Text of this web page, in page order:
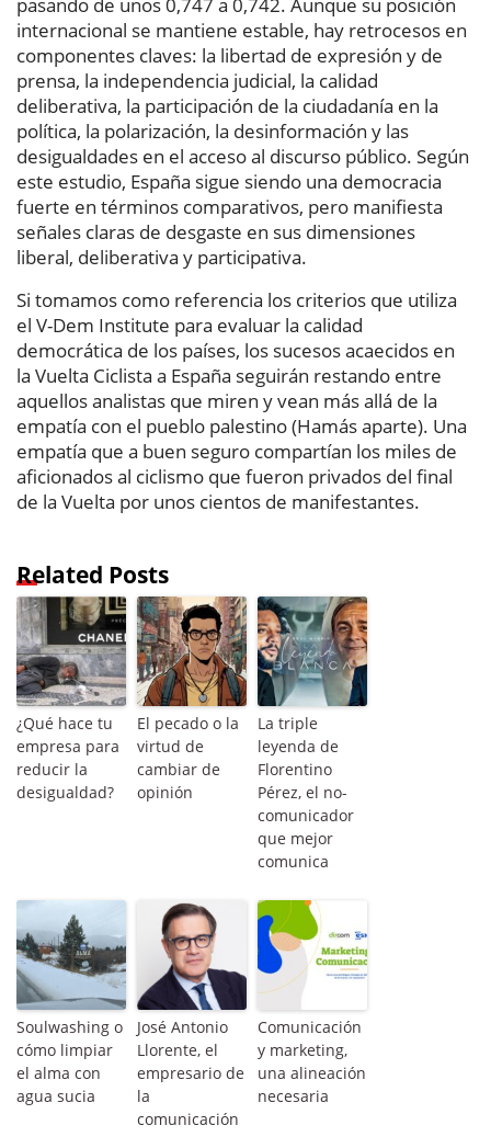
internacional se mantiene estable, hay retrocesos en
componentes claves: la libertad de expresión y de
prensa, la independencia judicial, la calidad
deliberativa, la participación de la ciudadanía en la
política, la polarización, la desinformación y las
desigualdades en el acceso al discurso público. Según
este estudio, España sigue siendo una democracia
fuerte en términos comparativos, pero manifiesta
señales claras de desgaste en sus dimensiones
liberal, deliberativa y participativa.
Si tomamos como referencia los criterios que utiliza
el V-Dem Institute para evaluar la calidad
democrática de los países, los sucesos acaecidos en
la Vuelta Ciclista a España seguirán restando entre
aquellos analistas que miren y vean más allá de la
empatía con el pueblo palestino (Hamás aparte). Una
empatía que a buen seguro compartían los miles de
aficionados al ciclismo que fueron privados del final
de la Vuelta por unos cientos de manifestantes.
Related Posts
¿Qué hace tu
empresa para
reducir la
desigualdad?
El pecado o la
virtud de
cambiar de
opinión
La triple
leyenda de
Florentino
Pérez, el no-
comunicador
que mejor
comunica
Soulwashing o
cómo limpiar
el alma con
agua sucia
José Antonio
Llorente, el
empresario de
la
comunicación
Comunicación
y marketing,
una alineación
necesaria